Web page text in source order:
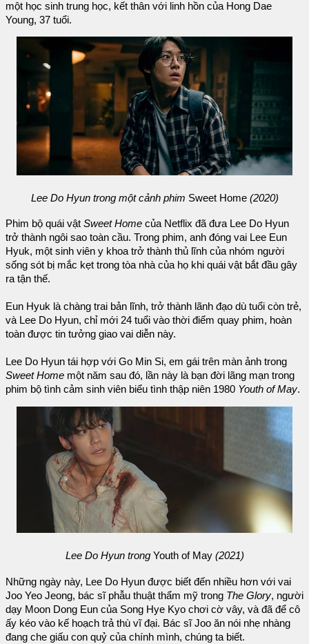
một học sinh trung học, kết thân với linh hồn của Hong Dae
Young, 37 tuổi.
Lee Do Hyun trong một cảnh phim Sweet Home (2020)
Phim bộ quái vật Sweet Home của Netflix đã đưa Lee Do Hyun
trở thành ngôi sao toàn cầu. Trong phim, anh đóng vai Lee Eun
Hyuk, một sinh viên y khoa trở thành thủ lĩnh của nhóm người
sống sót bị mắc kẹt trong tòa nhà của họ khi quái vật bắt đầu gây
ra tận thế.
Eun Hyuk là chàng trai bản lĩnh, trở thành lãnh đạo dù tuổi còn trẻ,
và Lee Do Hyun, chỉ mới 24 tuổi vào thời điểm quay phim, hoàn
toàn được tin tưởng giao vai diễn này.
Lee Do Hyun tái hợp với Go Min Si, em gái trên màn ảnh trong
Sweet Home một năm sau đó, lần này là bạn đời lãng mạn trong
phim bộ tình cảm sinh viên biểu tình thập niên 1980 Youth of May.
Lee Do Hyun trongYouth of May (2021)
Những ngày này, Lee Do Hyun được biết đến nhiều hơn với vai
Joo Yeo Jeong, bác sĩ phẫu thuật thẩm mỹ trong The Glory, người
dạy Moon Dong Eun của Song Hye Kyo chơi cờ vây, và đã để cô
ấy kéo vào kế hoạch trả thù vĩ đại. Bác sĩ Joo ăn nói nhẹ nhàng
đang che giấu con quỷ của chính mình, chúng ta biết.